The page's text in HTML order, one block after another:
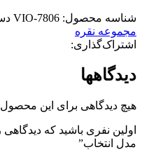
شناسه محصول: 7806-VIO
مجموعه نقره
اشتراک‌گذاری:
دیدگاهها
هیچ دیدگاهی برای این
اولین نفری باشید که
مدل انتخاب”